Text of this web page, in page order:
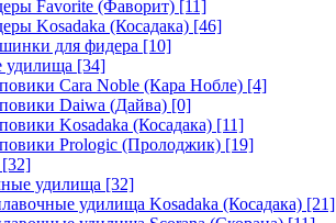
Favorite (Фаворит) [11]
Kosadaka (Косадака) [46]
для фидера [10]
удилища [34]
Cara Noble (Кара Нобле) [4]
Daiwa (Дайва) [0]
Kosadaka (Косадака) [11]
Prologic (Пролоджик) [19]
[32]
удилища [32]
удилища Kosadaka (Косадака) [21]